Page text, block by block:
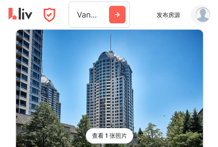
Vancouver 发布房源
查看 1 张照片